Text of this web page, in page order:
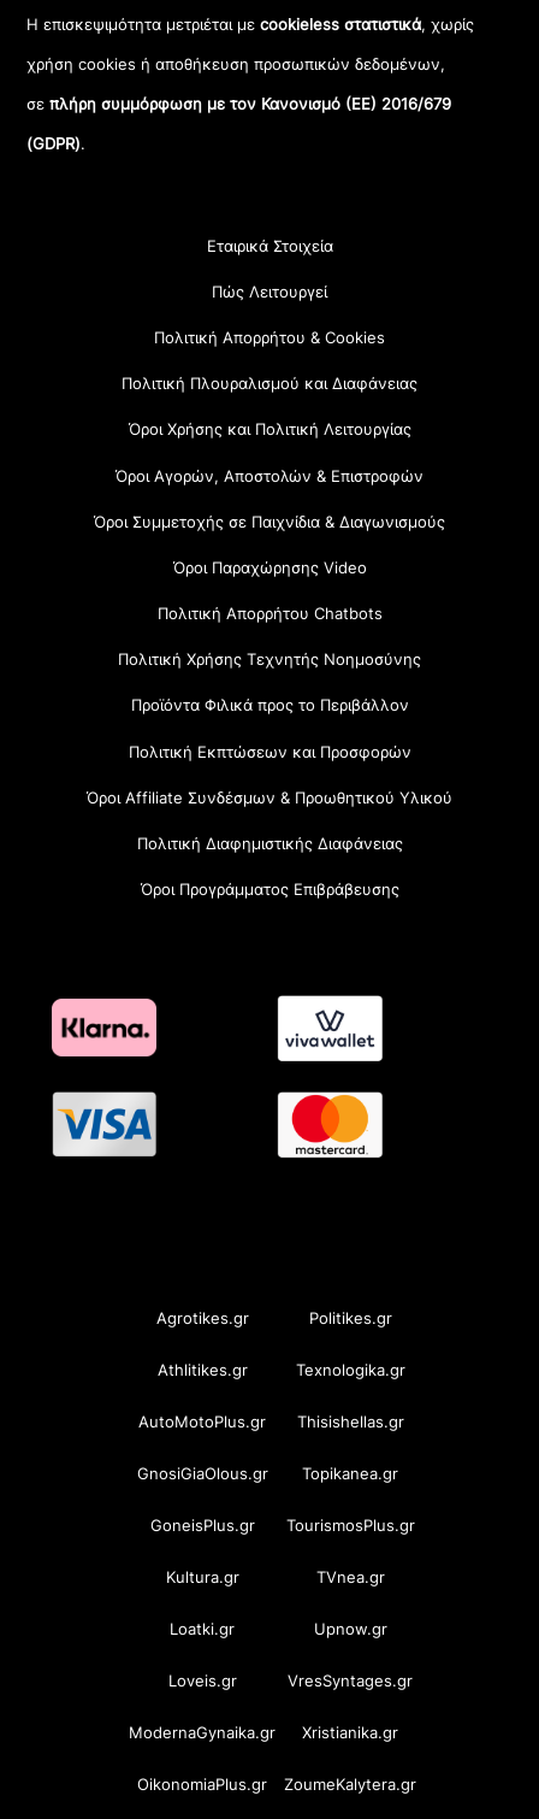
Η επισκεψιμότητα μετριέται μεcookieless στατιστικά, χωρίς
χρήση cookies ή αποθήκευση προσωπικών δεδομένων,
σεπλήρη συμμόρφωση με τον Κανονισμό (ΕΕ) 2016/679
(GDPR).
Εταιρικά Στοιχεία
Πώς Λειτουργεί
Πολιτική Απορρήτου & Cookies
Πολιτική Πλουραλισμού και Διαφάνειας
Όροι Χρήσης και Πολιτική Λειτουργίας
Όροι Αγορών, Αποστολών & Επιστροφών
Όροι Συμμετοχής σε Παιχνίδια & Διαγωνισμούς
Όροι Παραχώρησης Video
Πολιτική Απορρήτου Chatbots
Πολιτική Χρήσης Τεχνητής Νοημοσύνης
Προϊόντα Φιλικά προς το Περιβάλλον
Πολιτική Εκπτώσεων και Προσφορών
Όροι Affiliate Συνδέσμων & Προωθητικού Υλικού
Πολιτική Διαφημιστικής Διαφάνειας
Όροι Προγράμματος Επιβράβευσης
Agrotikes.gr Politikes.gr
Athlitikes.gr Texnologika.gr
AutoMotoPlus.gr Thisishellas.gr
GnosiGiaOlous.gr Topikanea.gr
GoneisPlus.gr TourismosPlus.gr
Kultura.gr TVnea.gr
Loatki.gr Upnow.gr
Loveis.gr VresSyntages.gr
ModernaGynaika.gr Xristianika.gr
OikonomiaPlus.gr ZoumeKalytera.gr